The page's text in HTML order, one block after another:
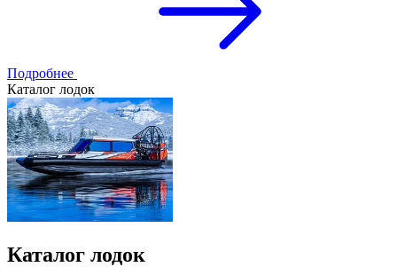
Подробнее
Каталог лодок
Каталог лодок